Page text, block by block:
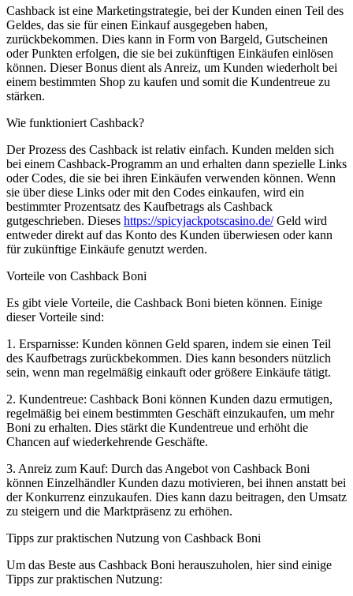
Cashback ist eine Marketingstrategie, bei der Kunden einen Teil des
Geldes, das sie für einen Einkauf ausgegeben haben,
zurückbekommen. Dies kann in Form von Bargeld, Gutscheinen
oder Punkten erfolgen, die sie bei zukünftigen Einkäufen einlösen
können. Dieser Bonus dient als Anreiz, um Kunden wiederholt bei
einem bestimmten Shop zu kaufen und somit die Kundentreue zu
stärken.
Wie funktioniert Cashback?
Der Prozess des Cashback ist relativ einfach. Kunden melden sich
bei einem Cashback-Programm an und erhalten dann spezielle Links
oder Codes, die sie bei ihren Einkäufen verwenden können. Wenn
sie über diese Links oder mit den Codes einkaufen, wird ein
bestimmter Prozentsatz des Kaufbetrags als Cashback
gutgeschrieben. Dieses https://spicyjackpotscasino.de/Geld wird
entweder direkt auf das Konto des Kunden überwiesen oder kann
für zukünftige Einkäufe genutzt werden.
Vorteile von Cashback Boni
Es gibt viele Vorteile, die Cashback Boni bieten können. Einige
dieser Vorteile sind:
1. Ersparnisse: Kunden können Geld sparen, indem sie einen Teil
des Kaufbetrags zurückbekommen. Dies kann besonders nützlich
sein, wenn man regelmäßig einkauft oder größere Einkäufe tätigt.
2. Kundentreue: Cashback Boni können Kunden dazu ermutigen,
regelmäßig bei einem bestimmten Geschäft einzukaufen, um mehr
Boni zu erhalten. Dies stärkt die Kundentreue und erhöht die
Chancen auf wiederkehrende Geschäfte.
3. Anreiz zum Kauf: Durch das Angebot von Cashback Boni
können Einzelhändler Kunden dazu motivieren, bei ihnen anstatt bei
der Konkurrenz einzukaufen. Dies kann dazu beitragen, den Umsatz
zu steigern und die Marktpräsenz zu erhöhen.
Tipps zur praktischen Nutzung von Cashback Boni
Um das Beste aus Cashback Boni herauszuholen, hier sind einige
Tipps zur praktischen Nutzung: